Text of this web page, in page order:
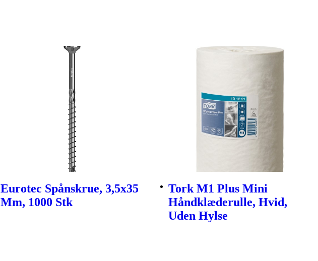
Eurotec Spånskrue, 3,5x35
Mm, 1000 Stk
Tork M1 Plus Mini
Håndklæderulle, Hvid,
Uden Hylse